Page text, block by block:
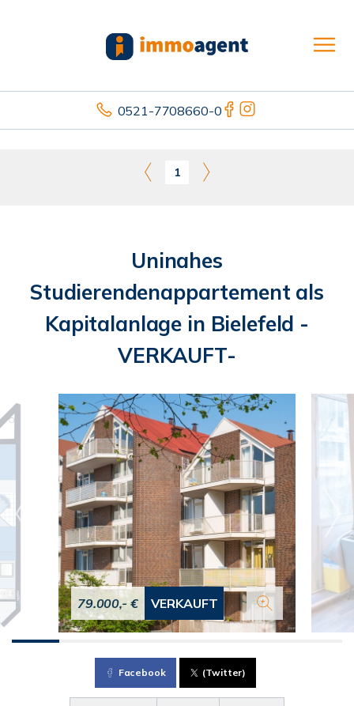
0521-7708660-0
1
Uninahes
Studierendenappartement als
Kapitalanlage in Bielefeld -
VERKAUFT-
79.000,- € VERKAUFT
Facebook (Twitter)